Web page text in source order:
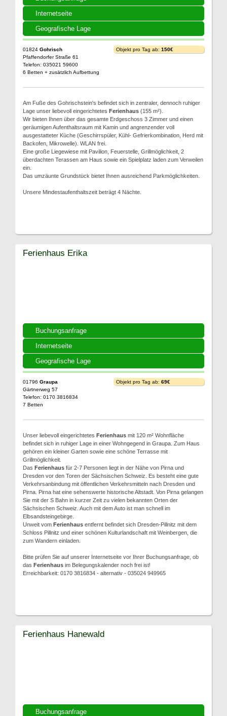
Internetseite
Geografische Lage
01824 Gohrisch
Pfaffendorfer Straße 61
Telefon: 035021 59600
6 Betten + zusätzlich Aufbettung
Objekt pro Tag ab: 150€
Am Fuße des Gohrischstein's befindet sich in zentraler, dennoch ruhiger
Lage unser liebevoll eingerichtetes Ferienhaus (155 m²).
Wir bieten Ihnen über das gesamte Erdgeschoss 3 Zimmer und einen
geräumigen Aufenthaltsraum mit Kamin und angrenzender voll
ausgestatteter Küche (Geschirrspüler, Kühl- Gefrierkombination, Herd mit
Backofen, Mikrowelle). WLAN frei.
Eine große Liegewiese mit Pavilion, Feuerstelle, Grillmöglichkeit, 2
überdachten Terassen am Haus sowie ein Spielplatz laden zum Verweilen
ein.
Das umzäunte Grundstück bietet Ihnen ausreichend Parkmöglichkeiten.
Unsere Mindestaufenthaltszeit beträgt 4 Nächte.
Buchungsanfrage
Internetseite
Geografische Lage
Ferienhaus Erika
01796 Graupa
Gärtnerweg 57
Telefon: 0170 3816834
7 Betten
Objekt pro Tag ab: 69€
Unser liebevoll eingerichtetes Ferienhaus mit 120 m² Wohnfläche
befindet sich in ruhiger Lage in einer Wohngegend in Graupa. Zum Haus
gehören ein kleiner Garten sowie eine schöne Terrasse mit
Grillmöglichkeit.
Das Ferienhaus für 2-7 Personen liegt in der Nähe von Pirna und
Dresden vor den Toren der Sächsischen Schweiz. Es besteht eine gute
Verkehrsanbindung mit öffentlichen Verkehrsmitteln nach Dresden und
Pirna. Pirna hat eine sehenswerte historische Altstadt. Von Pirna gelangen
Sie mit der S Bahn in kurzer Zeit zu vielen bekannten Orten der
Sächsischen Schweiz. Auch mit dem Auto ist man schnell im
Elbsandsteingebirge.
Unweit vom Ferienhaus entfernt befindet sich Dresden-Pillnitz mit dem
Schloss Pillnitz und einer schönen Kulturlandschaft mit Weinbergen, die
zum Wandern einladen.
Bitte prüfen Sie auf unserer Internetseite vor Ihrer Buchungsanfrage, ob
das Ferienhaus im Belegungskalender noch frei ist!
Erreichbarkeit: 0170 3816834 - alternativ - 035024 949965
Buchungsanfrage
Ferienhaus Hanewald